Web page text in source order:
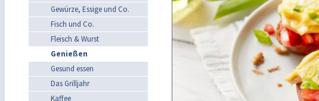
Gewürze, Essige und Co.
Fisch und Co.
Fleisch & Wurst
Genießen
Gesund essen
Das Grilljahr
Kaffee